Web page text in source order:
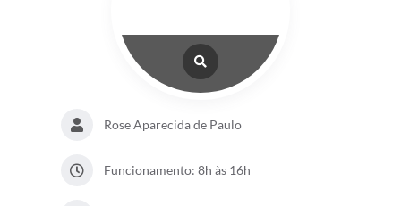
Rose Aparecida de Paulo
Funcionamento: 8h às 16h